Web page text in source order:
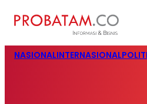
NASIONALINTERNASIONAL